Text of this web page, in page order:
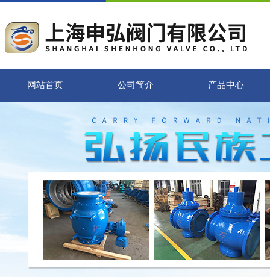
网站首页 公司简介 产品中心